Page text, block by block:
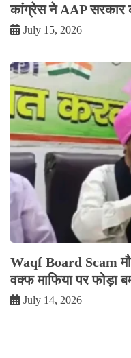
कांग्रेस ने AAP सरकार
July 15, 2026
Waqf Board Scam
वक्फ माफिया पर फोड़ा
July 14, 2026